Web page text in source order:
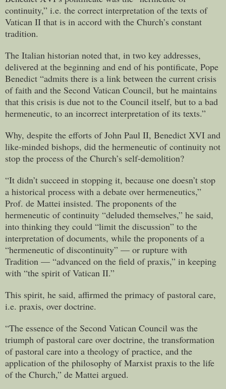
continuity,” i.e. the correct interpretation of the texts of
Vatican II that is in accord with the Church’s constant
tradition.
The Italian historian noted that, in two key addresses,
delivered at the beginning and end of his pontificate, Pope
Benedict “admits there is a link between the current crisis
of faith and the Second Vatican Council, but he maintains
that this crisis is due not to the Council itself, but to a bad
hermeneutic, to an incorrect interpretation of its texts.”
Why, despite the efforts of John Paul II, Benedict XVI and
like-minded bishops, did the hermeneutic of continuity not
stop the process of the Church’s self-demolition?
“It didn’t succeed in stopping it, because one doesn’t stop
a historical process with a debate over hermeneutics,”
Prof. de Mattei insisted. The proponents of the
hermeneutic of continuity “deluded themselves,” he said,
into thinking they could “limit the discussion” to the
interpretation of documents, while the proponents of a
“hermeneutic of discontinuity” — or rupture with
Tradition — “advanced on the field of praxis,” in keeping
with “the spirit of Vatican II.”
This spirit, he said, affirmed the primacy of pastoral care,
i.e. praxis, over doctrine.
“The essence of the Second Vatican Council was the
triumph of pastoral care over doctrine, the transformation
of pastoral care into a theology of practice, and the
application of the philosophy of Marxist praxis to the life
of the Church,” de Mattei argued.